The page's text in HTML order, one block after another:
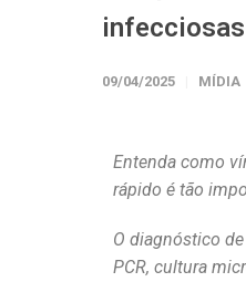
infecciosas
09/04/2025 MÍDIA
Entenda como
rápido é tão
O diagnóstico
PCR, cultura